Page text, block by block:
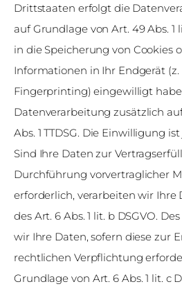
Drittstaaten erfolgt die
auf Grundlage von Art. 49 Abs. 1
in die Speicherung von Cookies
Informationen in Ihr Endgerät (z.
Fingerprinting) eingewilligt
Datenverarbeitung zusätzlich
Abs. 1 TTDSG. Die Einwilligung
Sind Ihre Daten zur
Durchführung vorvertraglicher
erforderlich, verarbeiten wir Ihre
des Art. 6 Abs. 1 lit. b DSGVO.
wir Ihre Daten, sofern diese zur
rechtlichen Verpflichtung
Grundlage von Art. 6 Abs. 1 lit. c